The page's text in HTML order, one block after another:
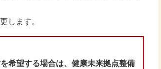
します。
希望する場合は、健康未来拠点整備